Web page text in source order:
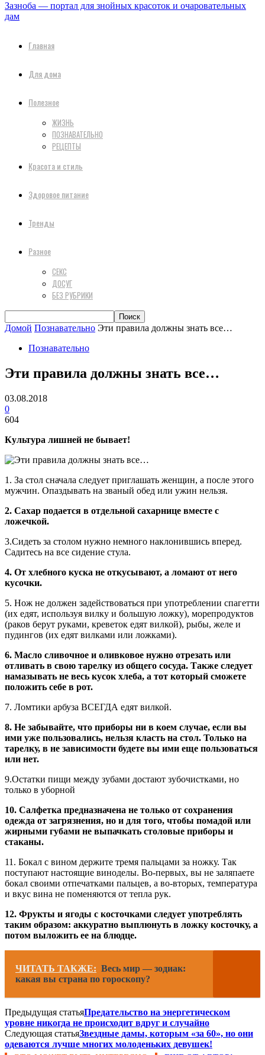
Зазноба — портал для знойных красоток и очаровательных
дам
Главная
Для дома
Полезное
ЖИЗНЬ
ПОЗНАВАТЕЛЬНО
РЕЦЕПТЫ
Красота и стиль
Здоровое питание
Тренды
Разное
СЕКС
ДОСУГ
БЕЗ РУБРИКИ
Домой Познавательно Эти правила должны знать все…
Познавательно
Эти правила должны знать все…
03.08.2018
0
604
Культура лишней не бывает!
1. За стол сначала следует приглашать женщин, а после этого
мужчин. Опаздывать на званый обед или ужин нельзя.
2. Сахар подается в отдельной сахарнице вместе с
ложечкой.
3.Сидеть за столом нужно немного наклонившись вперед.
Садитесь на все сидение стула.
4. От хлебного куска не откусывают, а ломают от него
кусочки.
5. Нож не должен задействоваться при употреблении спагетти
(их едят, используя вилку и большую ложку), морепродуктов
(раков берут руками, креветок едят вилкой), рыбы, желе и
пудингов (их едят вилками или ложками).
6. Масло сливочное и оливковое нужно отрезать или
отливать в свою тарелку из общего сосуда. Также следует
намазывать не весь кусок хлеба, а тот который сможете
положить себе в рот.
7. Ломтики арбуза ВСЕГДА едят вилкой.
8. Не забывайте, что приборы ни в коем случае, если вы
ими уже пользовались, нельзя класть на стол. Только на
тарелку, в не зависимости будете вы ими еще пользоваться
или нет.
9.Остатки пищи между зубами достают зубочистками, но
только в уборной
10. Салфетка предназначена не только от сохранения
одежда от загрязнения, но и для того, чтобы помадой или
жирными губами не выпачкать столовые приборы и
стаканы.
11. Бокал с вином держите тремя пальцами за ножку. Так
поступают настоящие виноделы. Во-первых, вы не заляпаете
бокал своими отпечатками пальцев, а во-вторых, температура
и вкус вина не поменяются от тепла рук.
12. Фрукты и ягоды с косточками следует употреблять
таким образом: аккуратно выплюнуть в ложку косточку, а
потом выложить ее на блюдце.
ЧИТАТЬ ТАКЖЕ: Весь мир — зодиак:
какая вы страна по гороскопу?
Предыдущая статьяПредательство на энергетическом
уровне никогда не происходит вдруг и случайно
Следующая статьяЗвездные дамы, которым «за 60», но они
одеваются лучше многих молоденьких девушек!